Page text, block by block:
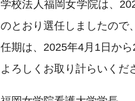
学校法人福岡女学院は、
のとおり選任しましたので
任期は、2025年4月1日から
よろしくお取り計らいくだ